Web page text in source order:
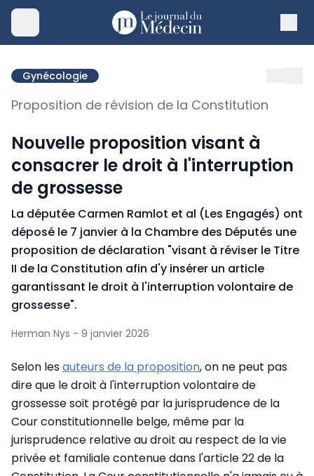
Gynécologie
Proposition de révision de la Constitution
Nouvelle proposition visant à
consacrer le droit à l'interruption
de grossesse
La députée Carmen Ramlot et al (Les Engagés) ont
déposé le 7 janvier à la Chambre des Députés une
proposition de déclaration "visant à réviser le Titre
II de la Constitution afin d'y insérer un article
garantissant le droit à l'interruption volontaire de
grossesse".
Herman Nys - 9 janvier 2026
Selon lesauteurs de la proposition, on ne peut pas
dire que le droit à l'interruption volontaire de
grossesse soit protégé par la jurisprudence de la
Cour constitutionnelle belge, même par la
jurisprudence relative au droit au respect de la vie
privée et familiale contenue dans l'article 22 de la